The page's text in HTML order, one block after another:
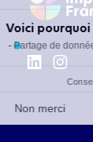
Voici
Partage de
Non merci
Plateforme